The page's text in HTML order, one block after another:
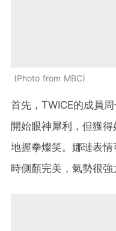
Photo from MBC
首先，TWICE的成員
開始眼神犀利，但獲
地握拳燦笑。娜璉表
時側顏完美，氣勢很強